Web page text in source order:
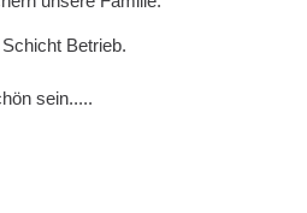
Betrieb.
sein.....